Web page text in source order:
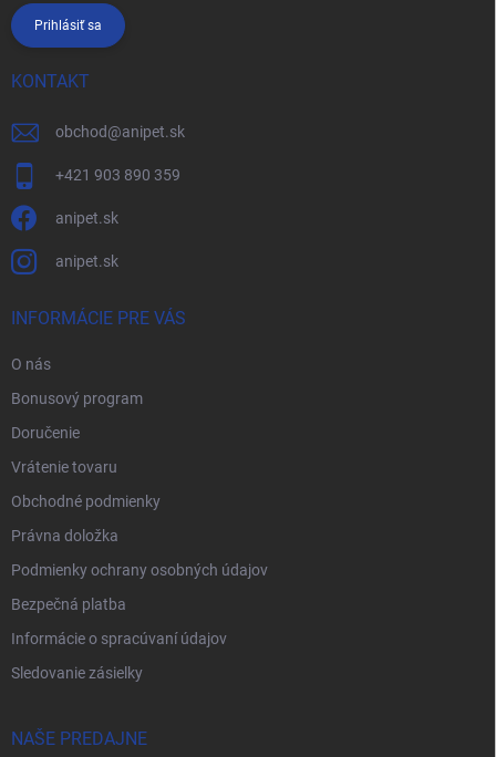
Prihlásiť sa
KONTAKT
obchod@anipet.sk
+421 903 890 359
anipet.sk
anipet.sk
INFORMÁCIE PRE VÁS
O nás
Bonusový program
Doručenie
Vrátenie tovaru
Obchodné podmienky
Právna doložka
Podmienky ochrany osobných údajov
Bezpečná platba
Informácie o spracúvaní údajov
Sledovanie zásielky
NAŠE PREDAJNE